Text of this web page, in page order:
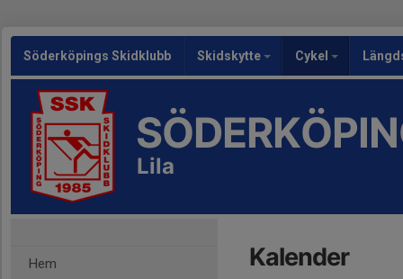
Söderköpings Skidklubb Skidskytte Cykel
Lila
Hem Kalender